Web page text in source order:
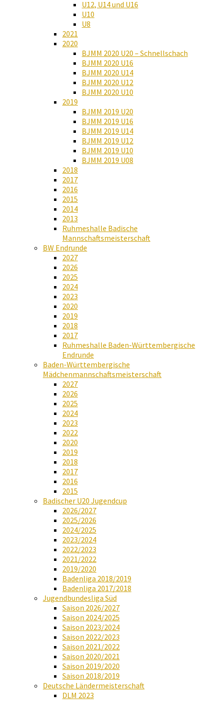
U12, U14 und U16
U10
U8
2021
2020
BJMM 2020 U20 – Schnellschach
BJMM 2020 U16
BJMM 2020 U14
BJMM 2020 U12
BJMM 2020 U10
2019
BJMM 2019 U20
BJMM 2019 U16
BJMM 2019 U14
BJMM 2019 U12
BJMM 2019 U10
BJMM 2019 U08
2018
2017
2016
2015
2014
2013
Ruhmeshalle Badische
Mannschaftsmeisterschaft
BW Endrunde
2027
2026
2025
2024
2023
2020
2019
2018
2017
Ruhmeshalle Baden-Württembergische
Endrunde
Baden-Württembergische
Mädchenmannschaftsmeisterschaft
2027
2026
2025
2024
2023
2022
2020
2019
2018
2017
2016
2015
Badischer U20 Jugendcup
2026/2027
2025/2026
2024/2025
2023/2024
2022/2023
2021/2022
2019/2020
Badenliga 2018/2019
Badenliga 2017/2018
Jugendbundesliga Süd
Saison 2026/2027
Saison 2024/2025
Saison 2023/2024
Saison 2022/2023
Saison 2021/2022
Saison 2020/2021
Saison 2019/2020
Saison 2018/2019
Deutsche Ländermeisterschaft
DLM 2023